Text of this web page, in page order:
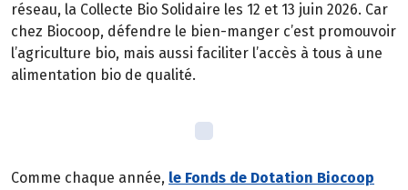
réseau, la Collecte Bio Solidaire les 12 et 13 juin 2026. Car
chez Biocoop, défendre le bien-manger c’est promouvoir
l’agriculture bio, mais aussi faciliter l’accès à tous à une
alimentation bio de qualité.
Comme chaque année, le Fonds de Dotation Biocoop